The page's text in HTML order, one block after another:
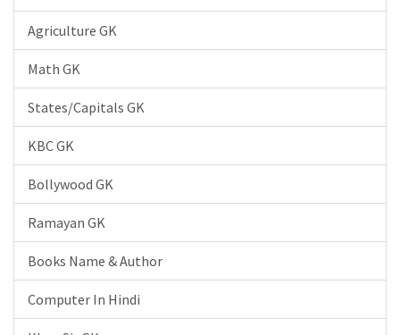
Agriculture GK
Math GK
States/Capitals GK
KBC GK
Bollywood GK
Ramayan GK
Books Name & Author
Computer In Hindi